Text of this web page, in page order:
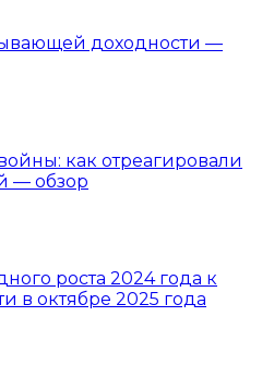
доходности —
как отреагировали
— обзор
роста 2024 года к
в октябре 2025 года